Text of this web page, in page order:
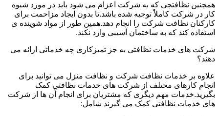
همچنین نظافتچی که به شرکت اعزام می شود باید در مورد شیوه
کار در شرکت کاملاً توجیه شده باشد.تا بدون ایجاد مزاحمت برای
کارکنان نظافت شرکت را انجام دهد.همین طور از مواد شوینده ی
استفاده کند که به ساختمان آسیبی وارد نکند.
شرکت های خدمات نظافتی به جز تمیزکاری چه خدماتی ارائه می
دهند؟
علاوه بر خدمات نظافت شرکت و نظافت منزل می توانید برای
انجام کارهای مختلف از شرکت های خدمات نظافتی کمک
بگیرید.خدمات مهم دیگری که مشتریان برای انجام آن ها از شرکت
های خدمات نظافتی کمک می گیرند شامل: